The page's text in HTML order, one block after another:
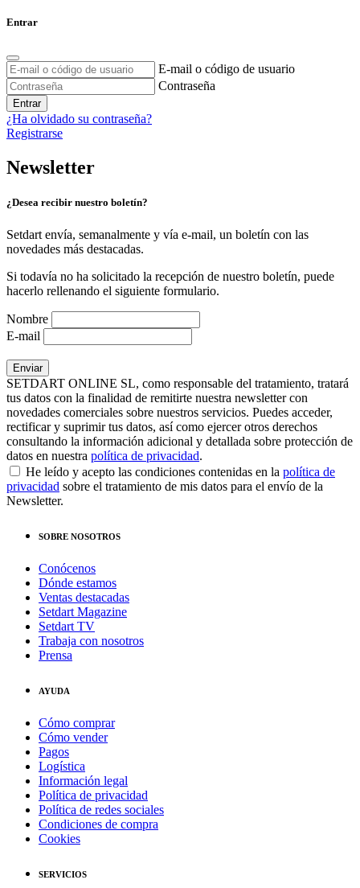
Entrar
E-mail o código de usuario
Contraseña
Entrar
¿Ha olvidado su contraseña?
Registrarse
Newsletter
¿Desea recibir nuestro boletín?
Setdart envía, semanalmente y vía e-mail, un boletín con las
novedades más destacadas.
Si todavía no ha solicitado la recepción de nuestro boletín, puede
hacerlo rellenando el siguiente formulario.
Nombre
E-mail
SETDART ONLINE SL, como responsable del tratamiento, tratará
tus datos con la finalidad de remitirte nuestra newsletter con
novedades comerciales sobre nuestros servicios. Puedes acceder,
rectificar y suprimir tus datos, así como ejercer otros derechos
consultando la información adicional y detallada sobre protección de
datos en nuestra política de privacidad.
He leído y acepto las condiciones contenidas en la política de
privacidad sobre el tratamiento de mis datos para el envío de la
Newsletter.
SOBRE NOSOTROS
Conócenos
Dónde estamos
Ventas destacadas
Setdart Magazine
Setdart TV
Trabaja con nosotros
Prensa
AYUDA
Cómo comprar
Cómo vender
Pagos
Logística
Información legal
Política de privacidad
Política de redes sociales
Condiciones de compra
Cookies
SERVICIOS